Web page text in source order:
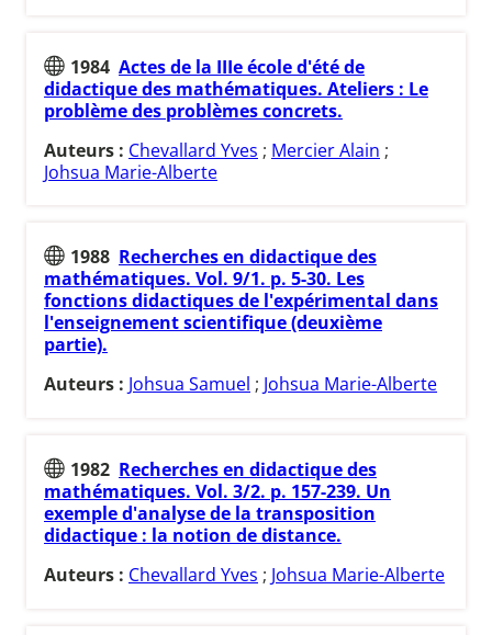
1984 Actes de la IIIe école d'été de
didactique des mathématiques. Ateliers : Le
problème des problèmes concrets.
Auteurs : Chevallard Yves ; Mercier Alain ;
Johsua Marie-Alberte
1988 Recherches en didactique des
mathématiques. Vol. 9/1. p. 5-30. Les
fonctions didactiques de l'expérimental dans
l'enseignement scientifique (deuxième
partie).
Auteurs : Johsua Samuel ; Johsua Marie-Alberte
1982 Recherches en didactique des
mathématiques. Vol. 3/2. p. 157-239. Un
exemple d'analyse de la transposition
didactique : la notion de distance.
Auteurs : Chevallard Yves ; Johsua Marie-Alberte